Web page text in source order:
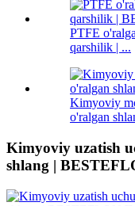
PTFE
qarshilik | ...
Kimyoviy
o'ralgan
Kimyoviy uzatish
shlang |